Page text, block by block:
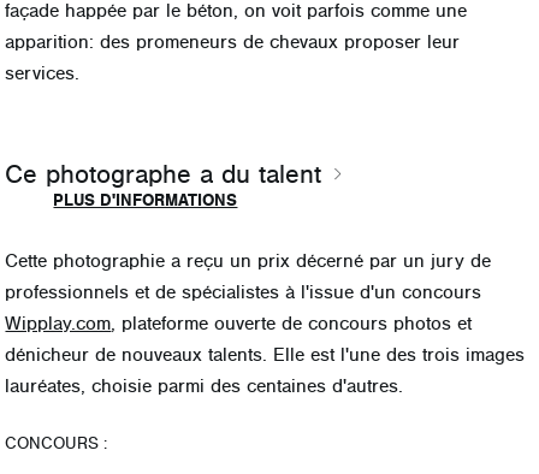
façade happée par le béton, on voit parfois comme une
apparition: des promeneurs de chevaux proposer leur
services.
Ce photographe a du talent
PLUS D'INFORMATIONS
Cette photographie a reçu un prix décerné par un jury de
professionnels et de spécialistes à l'issue d'un concours
Wipplay.com , plateforme ouverte de concours photos et
dénicheur de nouveaux talents. Elle est l'une des trois images
lauréates, choisie parmi des centaines d'autres.
CONCOURS :